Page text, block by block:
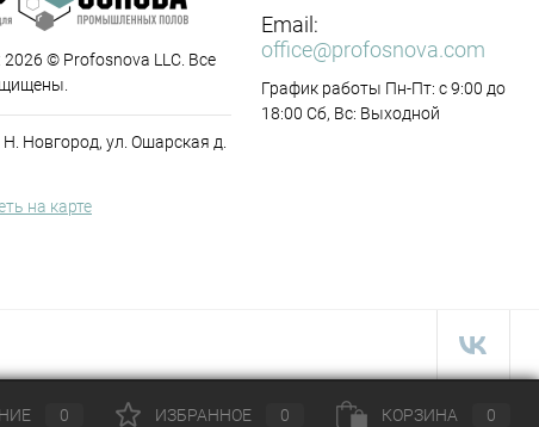
© Profosnova LLC. Все
Н. Новгород, ул. Ошарская д.
на карте
Email:
office@profosnova.com
График работы Пн-Пт: с 9:00 до
18:00 Сб, Вс: Выходной
0 ИЗБРАННОЕ 0 КОРЗИНА 0